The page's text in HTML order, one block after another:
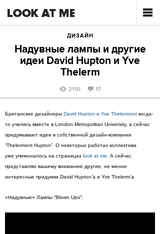
ДИЗАЙН
Надувные лампы и другие
идеи David Hupton и Yve
Thelerm
2110 17
Британские дизайнеры David Hupton и Yve Thelermont когда-
то учились вместе в London Metropolitan University, а сейчас
придумывают идеи в собственной дизайн-компании
“Thelermont Hupton”. О некоторых работах коллектива
уже упимоналось на страницах look at me . А сейчас
представляю вашему вниманию другие, не менне
интересные придумки David Hupton’a и Yve Thelerm’a.
«Надувные» Лампы “Blown Ups”: